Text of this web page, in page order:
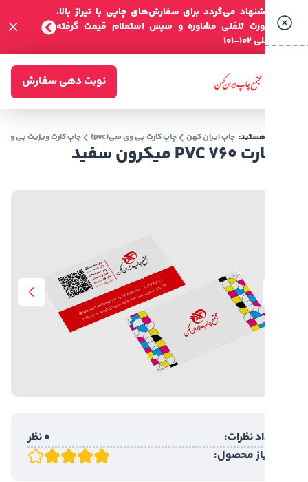
می‌گردد برای سفارش‌های چاپی با تیراژ بالا،
تلفنی مشاوره و سپس استعلام قیمت گرفته
101
نوبت دهی سفارش
چاپ ایران کهن چاپ کارت پی وی سی(pvc) چاپ کارت ویزیت پی وی سی کارت PVC 760 میکرون سفید
محصول: